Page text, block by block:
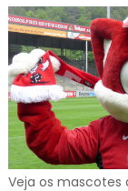
Veja os mascotes